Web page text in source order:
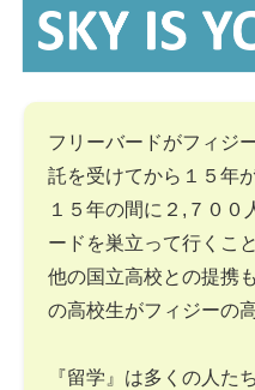
フリーバードがフィジ
託を受けてから１５年
１５年の間に２,７００
ードを巣立って行くこ
他の国立高校との提携
の高校生がフィジーの
『留学』は多くの人た